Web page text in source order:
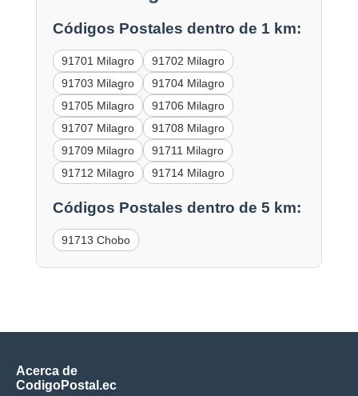
Códigos Postales dentro de 1 km:
91701 Milagro
91702 Milagro
91703 Milagro
91704 Milagro
91705 Milagro
91706 Milagro
91707 Milagro
91708 Milagro
91709 Milagro
91711 Milagro
91712 Milagro
91714 Milagro
Códigos Postales dentro de 5 km:
91713 Chobo
Acerca de
CodigoPostal.ec